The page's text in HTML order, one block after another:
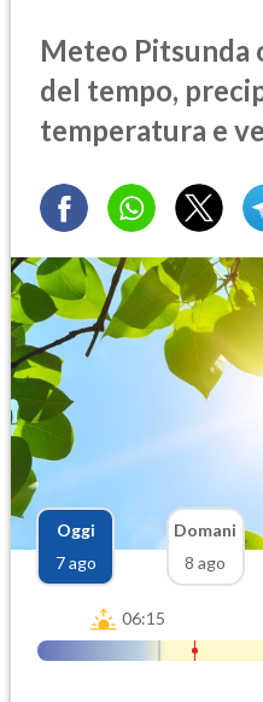
Meteo Pitsunda
del tempo,
temperatura e
Oggi
7 ago
Domani
8 ago
06:15